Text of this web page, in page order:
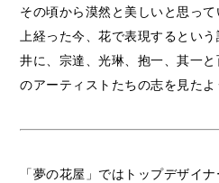
その頃から漠然と美しいと思っ
上経った今、花で表現するとい
井に、宗達、光琳、抱一、其一
のアーティストたちの志を見たよ
「夢の花屋」ではトップデザイ